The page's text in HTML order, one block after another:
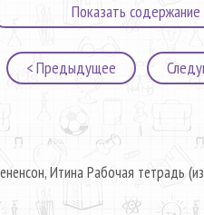
Показать содержание
< Предыдущее
Итина Рабочая тетрадь